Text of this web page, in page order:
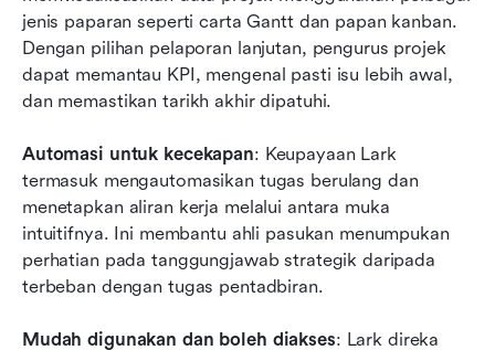
jenis paparan seperti carta Gantt dan papan kanban.
Dengan pilihan pelaporan lanjutan, pengurus projek
dapat memantau KPI, mengenal pasti isu lebih awal,
dan memastikan tarikh akhir dipatuhi.
Automasi untuk kecekapan: Keupayaan Lark
termasuk mengautomasikan tugas berulang dan
menetapkan aliran kerja melalui antara muka
intuitifnya. Ini membantu ahli pasukan menumpukan
perhatian pada tanggungjawab strategik daripada
terbeban dengan tugas pentadbiran.
Mudah digunakan dan boleh diakses: Lark direka